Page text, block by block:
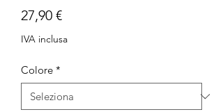
27,90 €Prezzo
IVA inclusa
Colore *